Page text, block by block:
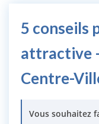
5 conseils
attractive
Centre-
Vous souhaitez